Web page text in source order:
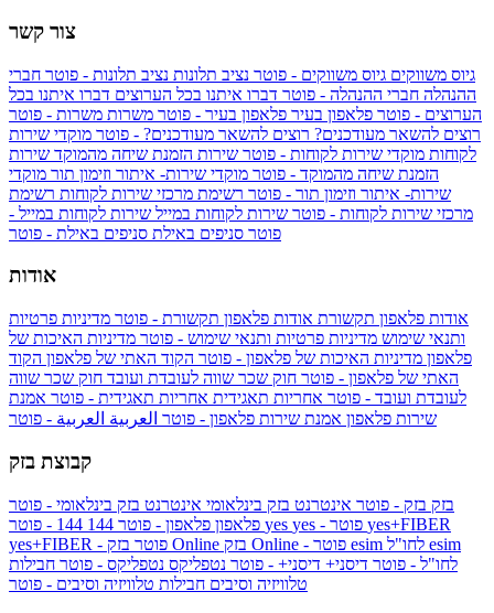
צור קשר
גיוס משווקים גיוס משווקים - פוטר נציב תלונות נציב תלונות - פוטר חברי
ההנהלה חברי ההנהלה - פוטר דברו איתנו בכל הערוצים דברו איתנו בכל
הערוצים - פוטר פלאפון בעיר פלאפון בעיר - פוטר משרות משרות - פוטר
רוצים להשאר מעודכנים? רוצים להשאר מעודכנים? - פוטר מוקדי שירות
לקוחות מוקדי שירות לקוחות - פוטר שירות הזמנת שיחה מהמוקד שירות
הזמנת שיחה מהמוקד - פוטר מוקדי שירות- איתור וזימון תור מוקדי
שירות- איתור וזימון תור - פוטר רשימת מרכזי שירות לקוחות רשימת
מרכזי שירות לקוחות - פוטר שירות לקוחות במייל שירות לקוחות במייל -
פוטר סניפים באילת סניפים באילת - פוטר
אודות
אודות פלאפון תקשורת אודות פלאפון תקשורת - פוטר מדיניות פרטיות
ותנאי שימוש מדיניות פרטיות ותנאי שימוש - פוטר מדיניות האיכות של
פלאפון מדיניות האיכות של פלאפון - פוטר הקוד האתי של פלאפון הקוד
האתי של פלאפון - פוטר חוק שכר שווה לעובדת ועובד חוק שכר שווה
לעובדת ועובד - פוטר אחריות תאגידית אחריות תאגידית - פוטר אמנת
שירות פלאפון אמנת שירות פלאפון - פוטר العربية العربية - פוטר
קבוצת בזק
בזק בזק - פוטר אינטרנט בזק בינלאומי אינטרנט בזק בינלאומי - פוטר
פלאפון פלאפון - פוטר 144 yes
yes+FIBER
yes+FIBER - פוטר בזק Online
esim
לחו"ל - פוטר דיסני+ דיסני+ - פוטר נטפליקס נטפליקס - פוטר חבילות
טלוויזיה וסיבים חבילות טלוויזיה וסיבים - פוטר